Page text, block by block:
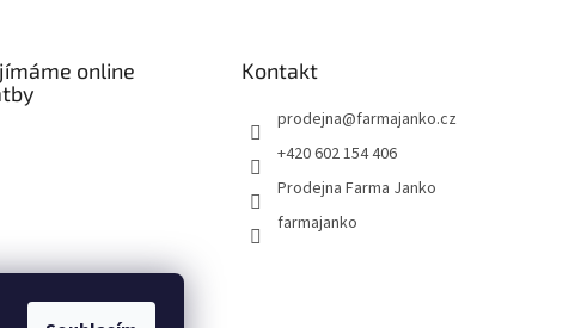
online
Kontakt
prodejna@farmajanko.cz
+420 602 154 406
Prodejna Farma Janko
farmajanko